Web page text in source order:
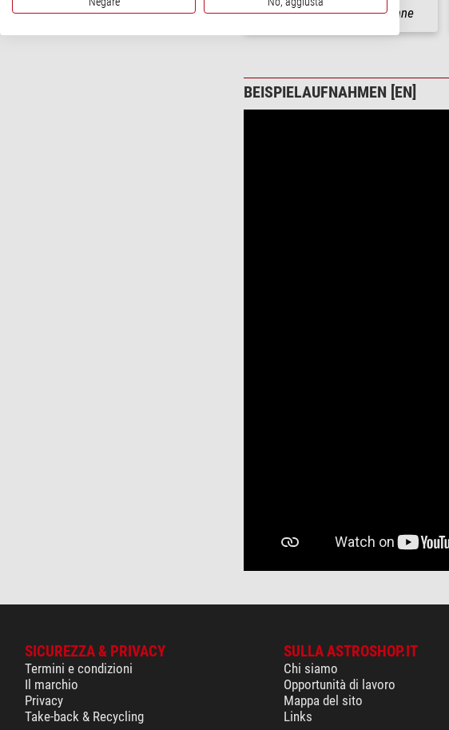
spedibile in6-10 settimane
BEISPIELAUFNAHMEN [EN]
SICUREZZA & PRIVACY
Termini e condizioni
Il marchio
Privacy
Take-back & Recycling
SULLA ASTROSHOP.IT
Chi siamo
Opportunità di lavoro
Mappa del sito
Links